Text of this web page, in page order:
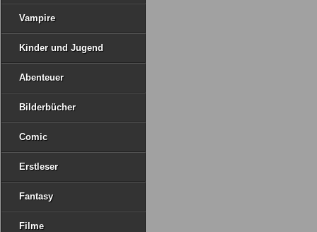
Vampire
Kinder und Jugend
Abenteuer
Bilderbücher
Comic
Erstleser
Fantasy
Filme